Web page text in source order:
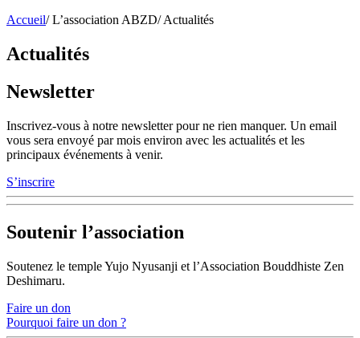
Accueil/ L’association ABZD/ Actualités
Actualités
Newsletter
Inscrivez-vous à notre newsletter pour ne rien manquer. Un email
vous sera envoyé par mois environ avec les actualités et les
principaux événements à venir.
S’inscrire
Soutenir l’association
Soutenez le temple Yujo Nyusanji et l’Association Bouddhiste Zen
Deshimaru.
Faire un don
Pourquoi faire un don ?